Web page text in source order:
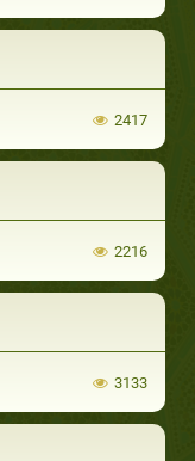
2417
2216
3133